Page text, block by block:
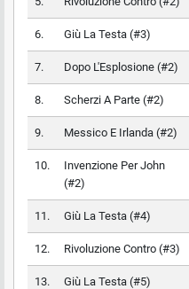
6. Giù La Testa (#3)
7. Dopo L'Esplosione (#2)
8. Scherzi A Parte (#2)
9. Messico E Irlanda (#2)
10.
Invenzione Per John
(#2)
11. Giù La Testa (#4)
12. Rivoluzione Contro (#3)
13. Giù La Testa (#5)